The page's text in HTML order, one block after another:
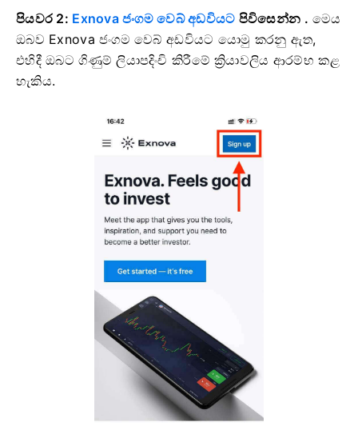
පියවර 2: Exnova ජංගම වෙබ් අඩවියට පිවිසෙන්න . මෙය
ඔබව Exnova ජංගම වෙබ් අඩවියට යොමු කරනු ඇත,
එහිදී ඔබට ගිණුම් ලියාපදිංචි කිරීමේ ක්‍රියාවලිය ආරම්භ කළ
හැකිය.